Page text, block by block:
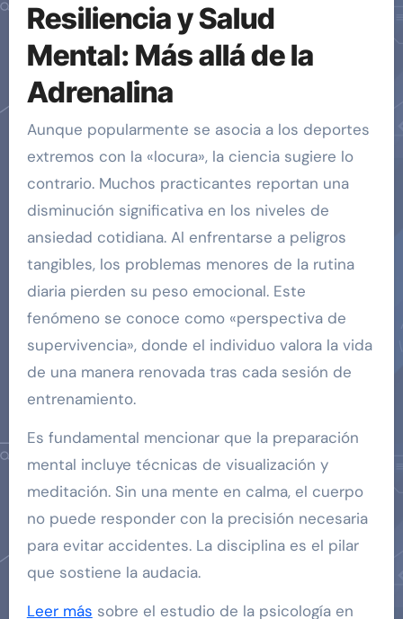
Resiliencia y Salud
Mental: Más allá de la
Adrenalina
Aunque popularmente se asocia a los deportes
extremos con la «locura», la ciencia sugiere lo
contrario. Muchos practicantes reportan una
disminución significativa en los niveles de
ansiedad cotidiana. Al enfrentarse a peligros
tangibles, los problemas menores de la rutina
diaria pierden su peso emocional. Este
fenómeno se conoce como «perspectiva de
supervivencia», donde el individuo valora la vida
de una manera renovada tras cada sesión de
entrenamiento.
Es fundamental mencionar que la preparación
mental incluye técnicas de visualización y
meditación. Sin una mente en calma, el cuerpo
no puede responder con la precisión necesaria
para evitar accidentes. La disciplina es el pilar
que sostiene la audacia.
Leer más sobre el estudio de la psicología en